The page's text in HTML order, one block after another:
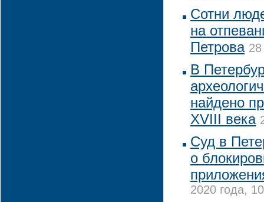
Сотни
на
Петрова
В
найдено
XVIII века
Суд в
о
2020 года,